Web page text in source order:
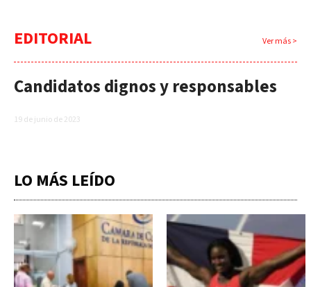
EDITORIAL Ver más >
Candidatos dignos y responsables
19 de junio de 2023
LO MÁS LEÍDO